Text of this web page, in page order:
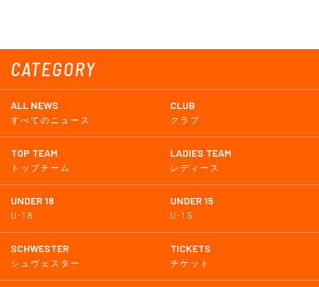
CATEGORY
ALL NEWS
すべてのニュース
CLUB
クラブ
TOP TEAM
トップチーム
LADIES TEAM
レディース
UNDER 18
U-18
UNDER 15
U-15
SCHWESTER
シュヴェスター
TICKETS
チケット